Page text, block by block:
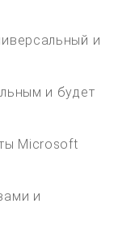
и
и будет
Microsoft
и